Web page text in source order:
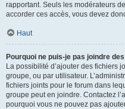
rapportant. Seuls les modérateurs
accorder ces accès, vous devez
Haut
Pourquoi ne puis-je pas joindre
La possibilité d’ajouter des fichiers
groupe, ou par utilisateur.
fichiers joints pour le forum dans
groupe peut en joindre. Contactez
pourquoi vous ne pouvez pas